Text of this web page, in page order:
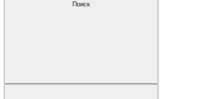
Поиск